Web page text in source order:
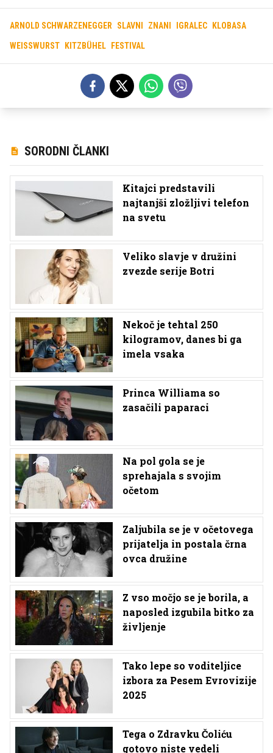
ARNOLD SCHWARZENEGGER SLAVNI ZNANI IGRALEC KLOBASA
WEISSWURST KITZBÜHEL FESTIVAL
SORODNI ČLANKI
Kitajci predstavili
najtanjši zložljivi telefon
na svetu
Veliko slavje v družini
zvezde serije Botri
Nekoč je tehtal 250
kilogramov, danes bi ga
imela vsaka
Princa Williama so
zasačili paparaci
Na pol gola se je
sprehajala s svojim
očetom
Zaljubila se je v očetovega
prijatelja in postala črna
ovca družine
Z vso močjo se je borila, a
naposled izgubila bitko za
življenje
Tako lepe so voditeljice
izbora za Pesem Evrovizije
2025
Tega o Zdravku Čoliću
gotovo niste vedeli